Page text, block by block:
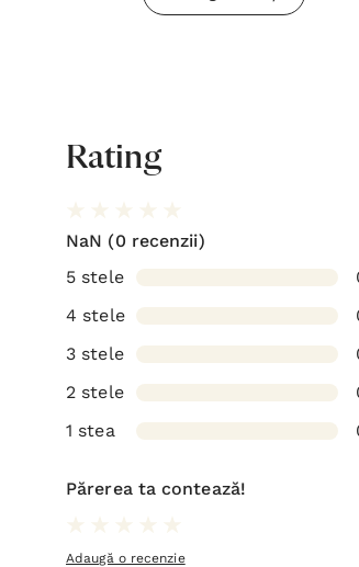
Rating
NaN (0 recenzii)
5 stele
4 stele
3 stele
2 stele
1 stea
Părerea ta contează!
Adaugă o recenzie